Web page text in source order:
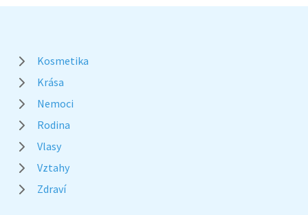
Kosmetika
Krása
Nemoci
Rodina
Vlasy
Vztahy
Zdraví